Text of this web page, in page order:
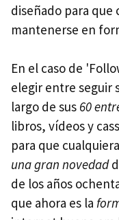
diseñado para que
mantenerse en
En el caso de
elegir entre seguir
largo de sus 60
libros, vídeos y
para que
una gran novedad
de los años
que ahora es la